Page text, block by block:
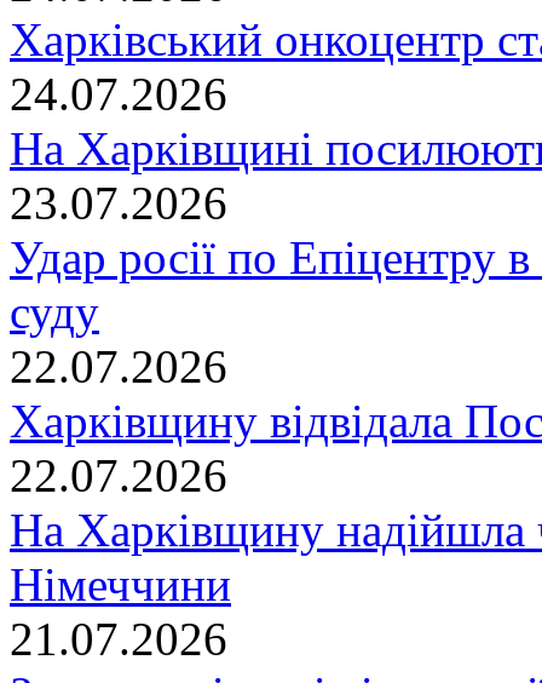
Харківський онкоцентр
24.07.2026
На Харківщині
23.07.2026
Удар росії по Епіцентру
суду
22.07.2026
Харківщину відвідала
22.07.2026
На Харківщину надійшла
Німеччини
21.07.2026